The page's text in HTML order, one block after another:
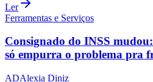
Ler
Ferramentas e Serviços
Consignado do INSS
só empurra o problema pra
ADAlexia Diniz